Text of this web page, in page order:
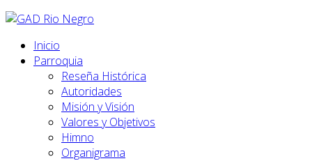
Inicio
Parroquia
Reseña Histórica
Autoridades
Misión y Visión
Valores y Objetivos
Himno
Organigrama